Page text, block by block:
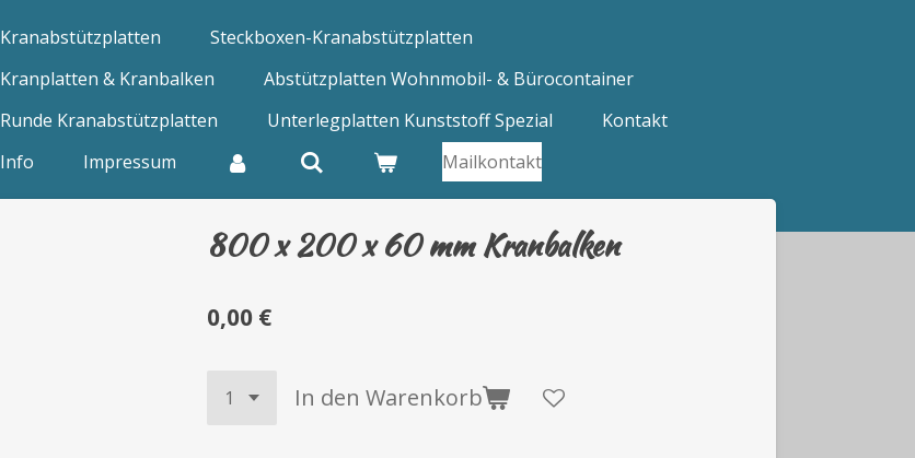
Kranabstützplatten
Steckboxen-Kranabstützplatten
Kranplatten & Kranbalken
Abstützplatten Wohnmobil- & Bürocontainer
Runde Kranabstützplatten
Unterlegplatten Kunststoff Spezial
Kontakt
Info
Impressum Mailkontakt
800 x 200 x 60 mm Kranbalken
0,00 €
In den Warenkorb